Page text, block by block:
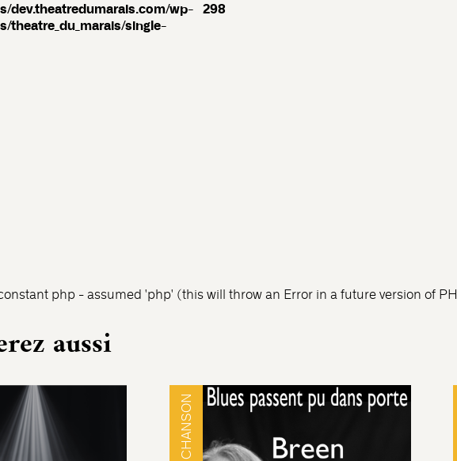
dev.theatredumarais.com/wp-
theatre_du_marais/single-
298
php - assumed 'php' (this will throw an Error in a future version of
aussi
CHANSON